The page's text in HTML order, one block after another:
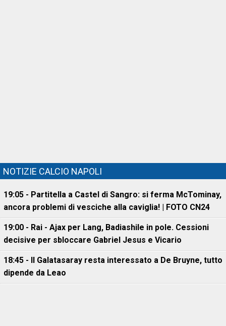
NOTIZIE CALCIO NAPOLI
19:05 - Partitella a Castel di Sangro: si ferma McTominay,
ancora problemi di vesciche alla caviglia! | FOTO CN24
19:00 - Rai - Ajax per Lang, Badiashile in pole. Cessioni
decisive per sbloccare Gabriel Jesus e Vicario
18:45 - Il Galatasaray resta interessato a De Bruyne, tutto
dipende da Leao